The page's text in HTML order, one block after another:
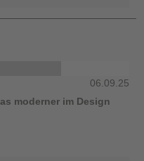
06.09.25
moderner im Design